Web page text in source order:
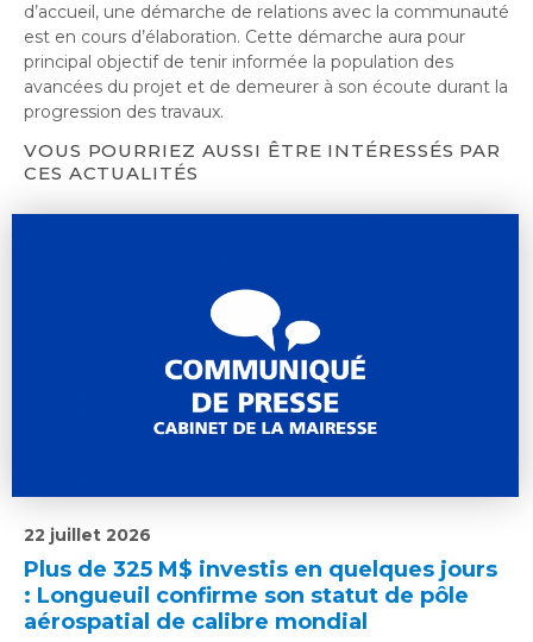
d’accueil, une démarche de relations avec la communauté
est en cours d’élaboration. Cette démarche aura pour
principal objectif de tenir informée la population des
avancées du projet et de demeurer à son écoute durant la
progression des travaux.
VOUS POURRIEZ AUSSI ÊTRE INTÉRESSÉS PAR
CES ACTUALITÉS
Plus de 325 M$ investis en quelques jours
: Longueuil confirme son statut de pôle
aérospatial de calibre mondial
22 juillet 2026